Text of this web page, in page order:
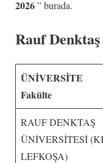
2026” burada.
Rauf
ÜNİVERSİTE
Fakülte
RAUF DENKTAŞ
ÜNİVERSİTESİ
LEFKOŞA)